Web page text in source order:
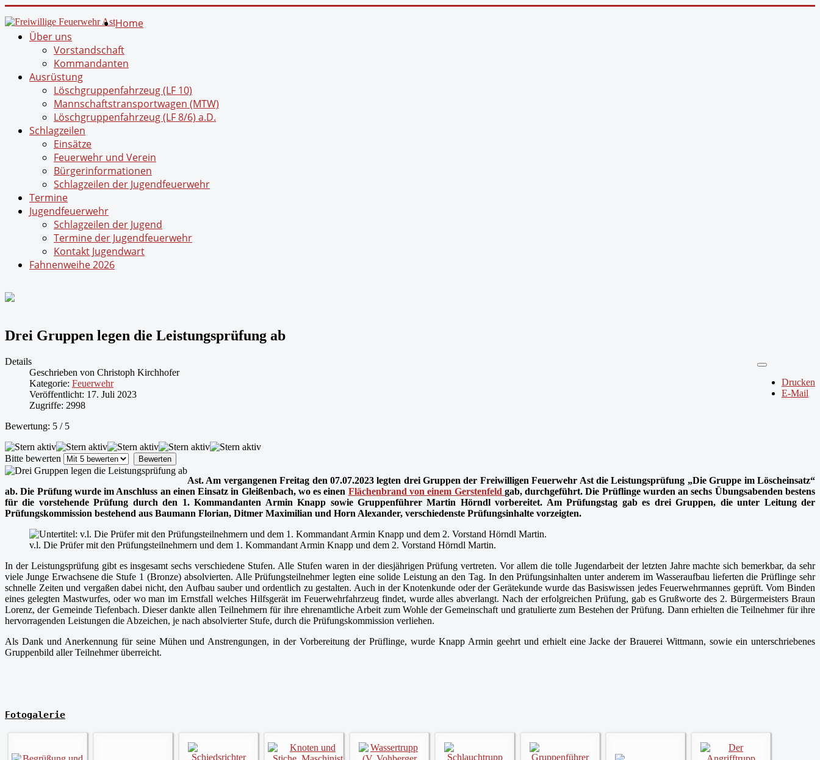
Home
Über uns
Vorstandschaft
Kommandanten
Ausrüstung
Löschgruppenfahrzeug (LF 10)
Mannschaftstransportwagen (MTW)
Löschgruppenfahrzeug (LF 8/6) a.D.
Schlagzeilen
Einsätze
Feuerwehr und Verein
Bürgerinformationen
Schlagzeilen der Jugendfeuerwehr
Termine
Jugendfeuerwehr
Schlagzeilen der Jugend
Termine der Jugendfeuerwehr
Kontakt Jugendwart
Fahnenweihe 2026
Drei Gruppen legen die Leistungsprüfung ab
Drucken
E-Mail
Details
Geschrieben von Christoph Kirchhofer
Kategorie: Feuerwehr
Veröffentlicht: 17. Juli 2023
Zugriffe: 2998
Bewertung: 5 / 5
Bitte bewerten
Ast. Am vergangenen Freitag den 07.07.2023 legten drei Gruppen der Freiwilligen Feuerwehr Ast die Leistungsprüfung „Die Gruppe im Löscheinsatz“
ab. Die Prüfung wurde im Anschluss an einen Einsatz in Gleißenbach, wo es einen Flächenbrand von einem Gerstenfeld gab, durchgeführt. Die Prüflinge wurden an sechs Übungsabenden bestens
für die vorstehende Prüfung durch den 1. Kommandanten Armin Knapp sowie Gruppenführer Martin Hörndl vorbereitet. Am Prüfungstag gab es drei Gruppen, die unter Leitung der
Prüfungskommission bestehend aus Baumann Florian, Ditmer Maximilian und Horn Alexander, verschiedenste Prüfungsinhalte vorzeigten.
v.l. Die Prüfer mit den Prüfungsteilnehmern und dem 1. Kommandant Armin Knapp und dem 2. Vorstand Hörndl Martin.
In der Leistungsprüfung gibt es insgesamt sechs verschiedene Stufen. Alle Stufen waren in der diesjährigen Prüfung vertreten. Vor allem die tolle Jugendarbeit der letzten Jahre machte sich bemerkbar, da sehr
viele Junge Erwachsene die Stufe 1 (Bronze) absolvierten. Alle Prüfungsteilnehmer legten eine solide Leistung an den Tag. In den Prüfungsinhalten unter anderem im Wasseraufbau lieferten die Prüflinge sehr
schnelle Zeiten und vergaßen dabei nicht, den Aufbau sauber und ordentlich zu gestalten. Auch in der Knotenkunde oder der Gerätekunde wurde das Basiswissen jedes Feuerwehrmannes geprüft. Vom Binden
eines gelegten Mastwurfes, oder wo man im Ernstfall welches Hilfsgerät im Feuerwehrfahrzeug findet, wurde alles abverlangt. Nach der erfolgreichen Prüfung, gab es Grußworte des 2. Bürgermeisters Braun
Lorenz, der Gemeinde Tiefenbach. Dieser dankte allen Teilnehmern für ihre ehrenamtliche Arbeit zum Wohle der Gemeinschaft und gratulierte zum Bestehen der Prüfung. Dann erhielten die Teilnehmer für ihre
hervorragenden Leistungen die Abzeichen, je nach absolvierter Stufe, durch die Prüfungskommission verliehen.
Als Dank und Anerkennung für seine Mühen und Anstrengungen, in der Vorbereitung der Prüflinge, wurde Knapp Armin geehrt und erhielt eine Jacke der Brauerei Wittmann, sowie ein unterschriebenes
Gruppenbild aller Teilnehmer überreicht.
Fotogalerie